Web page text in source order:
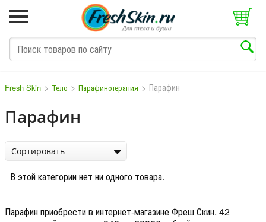
Fresh Skin > Тело > Парафинотерапия > Парафин
Парафин
Сортировать
В этой категории нет ни одного товара.
Парафин приобрести в интернет-магазине Фреш Скин. 42
M N O P Q S